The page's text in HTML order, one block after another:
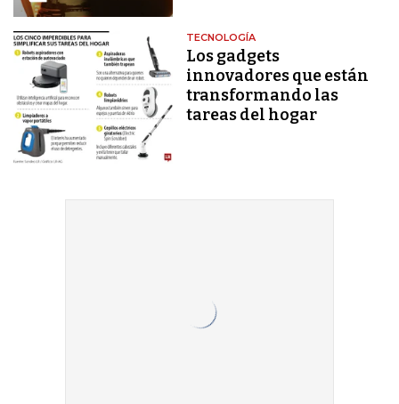
TECNOLOGÍA
Los gadgets
innovadores que están
transformando las
tareas del hogar